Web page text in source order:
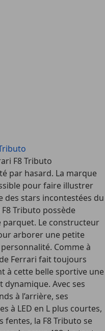
F8 Tributo
par hasard. La marque
pour faire illustrer
des stars incontestées du
Tributo possède
parquet. Le constructeur
arborer une petite
Comme à
Ferrari fait toujours
à cette belle sportive une
Avec ses
à l’arrière, ses
à LED en L plus courtes,
fentes, la F8 Tributo se